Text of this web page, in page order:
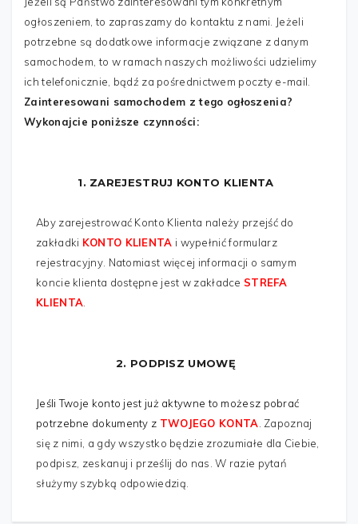
TELEFON
WIADOMOŚĆ*
Wyślij
ogłoszeniem, to zapraszamy do kontaktu z nami. Jeżeli
potrzebne są dodatkowe informacje związane z danym
samochodem, to w ramach naszych możliwości udzielimy
ich telefonicznie, bądź za pośrednictwem poczty e-mail.
Zainteresowani samochodem z tego ogłoszenia?
Wykonajcie poniższe czynności:
1. ZAREJESTRUJ KONTO KLIENTA
Aby zarejestrować Konto Klienta należy przejść do
zakładki KONTO KLIENTA i wypełnić formularz
rejestracyjny. Natomiast więcej informacji o samym
koncie klienta dostępne jest w zakładce STREFA
KLIENTA
2. PODPISZ UMOWĘ
Jeśli Twoje konto jest już aktywne to możesz pobrać
potrzebne dokumenty z TWOJEGO KONTA Zapoznaj
się z nimi, a gdy wszystko będzie zrozumiałe dla Ciebie,
podpisz, zeskanuj i prześlij do nas. W razie pytań
służymy szybką odpowiedzią.